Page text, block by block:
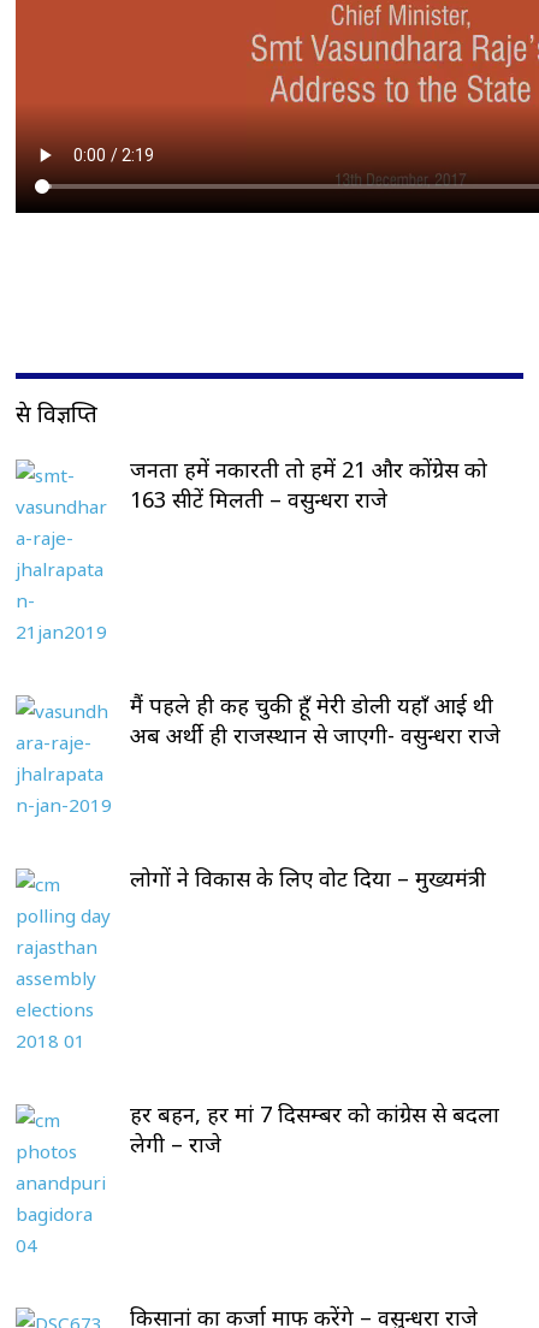
प्रेस विज्ञप्ति
जनता हमें नकारती तो हमें 21 और कोंग्रेस को
163 सीटें मिलती – वसुन्धरा राजे
मैं पहले ही कह चुकी हूँ मेरी डोली यहाँ आई थी
अब अर्थी ही राजस्थान से जाएगी- वसुन्धरा राजे
लोगों ने विकास के लिए वोट दिया – मुख्यमंत्री
हर बहन, हर मां 7 दिसम्बर को कांग्रेस से बदला
लेगी – राजे
किसानां का कर्जा माफ करेंगे – वसुन्धरा राजे